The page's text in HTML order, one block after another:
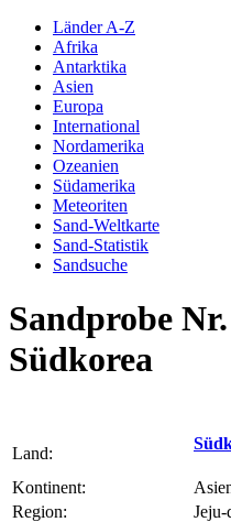
Länder A-Z
Afrika
Antarktika
Asien
Europa
International
Nordamerika
Ozeanien
Südamerika
Meteoriten
Sand-Weltkarte
Sand-Statistik
Sandsuche
Sandprobe
Südkorea
Land:
Kontinent:
Region:
Jeju-